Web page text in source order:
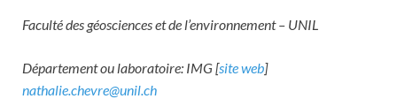
Faculté des géosciences et de l’environnement – UNIL
Département ou laboratoire: IMG [site web]
nathalie.chevre@unil.ch